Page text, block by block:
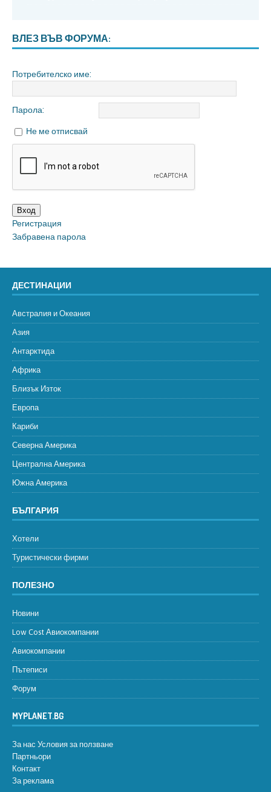
ВЛЕЗ ВЪВ ФОРУМА:
Потребителско име:
Парола:
Не ме отписвай
Вход
Регистрация
Забравена парола
ДЕСТИНАЦИИ
Австралия и Океания
Азия
Антарктида
Африка
Близък Изток
Европа
Кариби
Северна Америка
Централна Америка
Южна Америка
БЪЛГАРИЯ
Хотели
Туристически фирми
ПОЛЕЗНО
Новини
Low Cost Авиокомпании
Авиокомпании
Пътеписи
Форум
MYPLANET.BG
За нас Условия за ползване
Партньори
Контакт
За реклама